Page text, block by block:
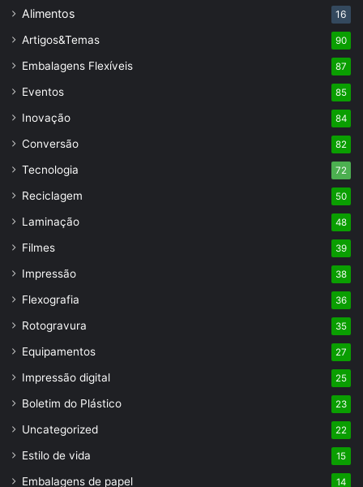
Alimentos 16
Artigos&Temas 90
Embalagens Flexíveis 87
Eventos 85
Inovação 84
Conversão 82
Tecnologia 72
Reciclagem 50
Laminação 48
Filmes 39
Impressão 38
Flexografia 36
Rotogravura 35
Equipamentos 27
Impressão digital 25
Boletim do Plástico 23
Uncategorized 22
Estilo de vida 15
Embalagens de papel 14